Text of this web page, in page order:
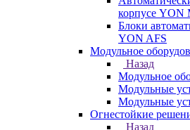
корпусе YON
Блоки
YON AFS
Модульное
Назад
Модульное
Модульные
Модульные
Огнестойкие
Назад